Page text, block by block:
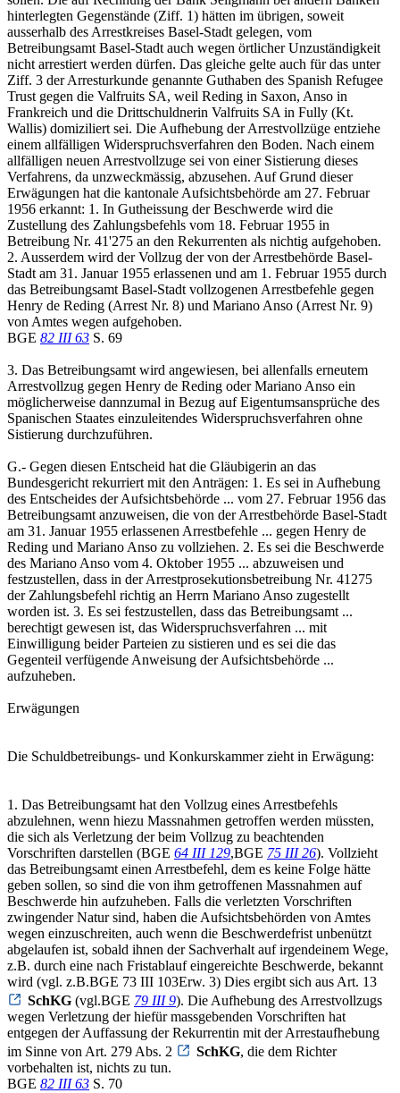
hinterlegten Gegenstände (Ziff. 1) hätten im übrigen, soweit
ausserhalb des Arrestkreises Basel-Stadt gelegen, vom
Betreibungsamt Basel-Stadt auch wegen örtlicher Unzuständigkeit
nicht arrestiert werden dürfen. Das gleiche gelte auch für das unter
Ziff. 3 der Arresturkunde genannte Guthaben des Spanish Refugee
Trust gegen die Valfruits SA, weil Reding in Saxon, Anso in
Frankreich und die Drittschuldnerin Valfruits SA in Fully (Kt.
Wallis) domiziliert sei. Die Aufhebung der Arrestvollzüge entziehe
einem allfälligen Widerspruchsverfahren den Boden. Nach einem
allfälligen neuen Arrestvollzuge sei von einer Sistierung dieses
Verfahrens, da unzweckmässig, abzusehen. Auf Grund dieser
Erwägungen hat die kantonale Aufsichtsbehörde am 27. Februar
1956 erkannt: 1. In Gutheissung der Beschwerde wird die
Zustellung des Zahlungsbefehls vom 18. Februar 1955 in
Betreibung Nr. 41'275 an den Rekurrenten als nichtig aufgehoben.
2. Ausserdem wird der Vollzug der von der Arrestbehörde Basel-
Stadt am 31. Januar 1955 erlassenen und am 1. Februar 1955 durch
das Betreibungsamt Basel-Stadt vollzogenen Arrestbefehle gegen
Henry de Reding (Arrest Nr. 8) und Mariano Anso (Arrest Nr. 9)
von Amtes wegen aufgehoben.
BGE 82 III 63 S. 69
3. Das Betreibungsamt wird angewiesen, bei allenfalls erneutem
Arrestvollzug gegen Henry de Reding oder Mariano Anso ein
möglicherweise dannzumal in Bezug auf Eigentumsansprüche des
Spanischen Staates einzuleitendes Widerspruchsverfahren ohne
Sistierung durchzuführen.
G.- Gegen diesen Entscheid hat die Gläubigerin an das
Bundesgericht rekurriert mit den Anträgen: 1. Es sei in Aufhebung
des Entscheides der Aufsichtsbehörde ... vom 27. Februar 1956 das
Betreibungsamt anzuweisen, die von der Arrestbehörde Basel-Stadt
am 31. Januar 1955 erlassenen Arrestbefehle ... gegen Henry de
Reding und Mariano Anso zu vollziehen. 2. Es sei die Beschwerde
des Mariano Anso vom 4. Oktober 1955 ... abzuweisen und
festzustellen, dass in der Arrestprosekutionsbetreibung Nr. 41275
der Zahlungsbefehl richtig an Herrn Mariano Anso zugestellt
worden ist. 3. Es sei festzustellen, dass das Betreibungsamt ...
berechtigt gewesen ist, das Widerspruchsverfahren ... mit
Einwilligung beider Parteien zu sistieren und es sei die das
Gegenteil verfügende Anweisung der Aufsichtsbehörde ...
aufzuheben.
Erwägungen
Die Schuldbetreibungs- und Konkurskammer zieht in Erwägung:
1. Das Betreibungsamt hat den Vollzug eines Arrestbefehls
abzulehnen, wenn hiezu Massnahmen getroffen werden müssten,
die sich als Verletzung der beim Vollzug zu beachtenden
Vorschriften darstellen (BGE 64 III 129,BGE 75 III 26). Vollzieht
das Betreibungsamt einen Arrestbefehl, dem es keine Folge hätte
geben sollen, so sind die von ihm getroffenen Massnahmen auf
Beschwerde hin aufzuheben. Falls die verletzten Vorschriften
zwingender Natur sind, haben die Aufsichtsbehörden von Amtes
wegen einzuschreiten, auch wenn die Beschwerdefrist unbenützt
abgelaufen ist, sobald ihnen der Sachverhalt auf irgendeinem Wege,
z.B. durch eine nach Fristablauf eingereichte Beschwerde, bekannt
wird (vgl. z.B.BGE 73 III 103Erw. 3) Dies ergibt sich aus Art. 13
SchKG (vgl.BGE 79 III 9). Die Aufhebung des Arrestvollzugs
wegen Verletzung der hiefür massgebenden Vorschriften hat
entgegen der Auffassung der Rekurrentin mit der Arrestaufhebung
im Sinne von Art. 279 Abs. 2
SchKG, die dem Richter
vorbehalten ist, nichts zu tun.
BGE 82 III 63 S. 70